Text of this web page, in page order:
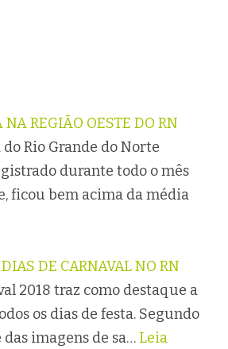
REGIÃO OESTE DO RN
Rio Grande do Norte
durante todo o mês
ficou bem acima da média
DE CARNAVAL NO RN
2018 traz como destaque a
os dias de festa. Segundo
imagens de sa… Leia